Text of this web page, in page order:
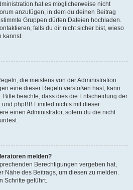
hat es möglicherweise nicht
anzufügen, in dem du deinen Beitrag
Gruppen dürfen Dateien hochladen.
falls du dir nicht sicher bist, wieso
kannst.
die meistens von der Administration
eine dieser Regeln verstoßen hast, kann
beachte, dass dies die Entscheidung der
phpBB Limited nichts mit dieser
einen Administrator, sofern du die nicht
melden?
Berechtigungen vergeben hat,
Nähe des Beitrags, um diesen zu melden.
Schritte geführt.